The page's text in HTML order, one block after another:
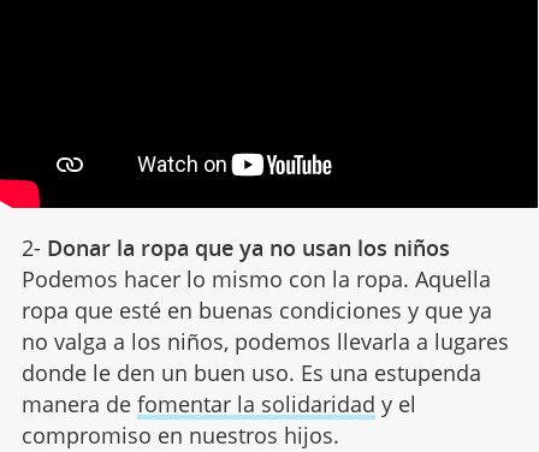
2- Donar la ropa que ya no usan los niños
Podemos hacer lo mismo con la ropa. Aquella
ropa que esté en buenas condiciones y que ya
no valga a los niños, podemos llevarla a lugares
donde le den un buen uso. Es una estupenda
manera de fomentar la solidaridad y el
compromiso en nuestros hijos.